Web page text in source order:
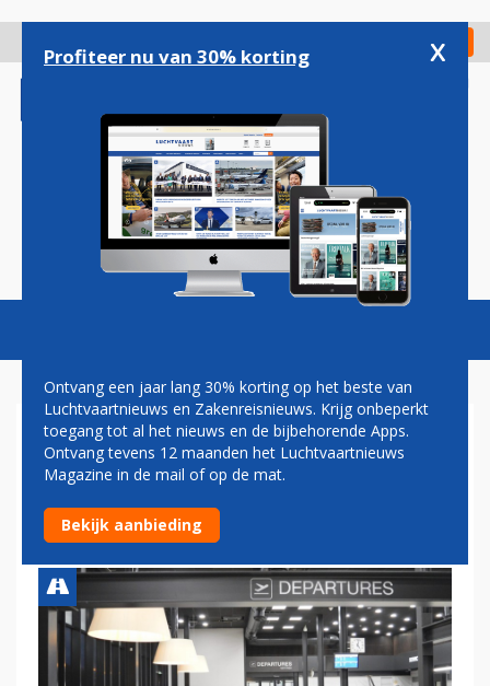
gaan
Check in
Magazine Podcasts Vacatures
VORIG JAAR IETS MEER
PASSAGIERS OP MAASTRICHT
AACHEN AIRPORT
Profiteer nu van 30% korting x
Ontvang een jaar lang 30% korting op het beste van
Luchtvaartnieuws en Zakenreisnieuws. Krijg onbeperkt
toegang tot al het nieuws en de bijbehorende Apps.
Ontvang tevens 12 maanden het Luchtvaartnieuws
Magazine in de mail of op de mat.
Bekijk aanbieding